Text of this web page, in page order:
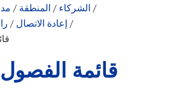
/ المنطقة / الشركاء /
/ إعادة الاتصال/
قائمة